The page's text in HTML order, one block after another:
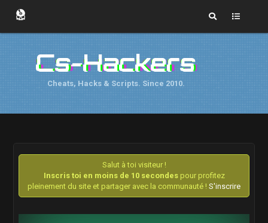
Cs-Hackers
Cheats, Hacks & Scripts. Since 2010.
Salut à toi visiteur !
Inscris toi en moins de 10 secondespour profitez
pleinement du site et partager avec la communauté ! S'inscrire